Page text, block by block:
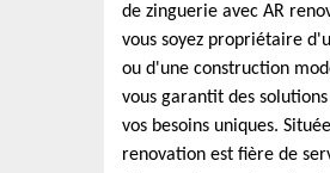
de zinguerie avec AR
vous soyez propriétaire
ou d'une construction
vous garantit des
vos besoins uniques.
renovation est fière de